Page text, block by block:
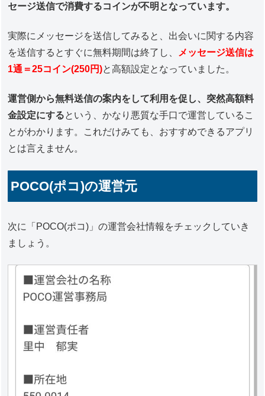
セージ送信で消費するコインが不明となっています。
実際にメッセージを送信してみると、出会いに関する内容
を送信するとすぐに無料期間は終了し、
メッセージ送信は
1通＝25コイン(250円)と高額設定となっていました。
運営側から無料送信の案内をして利用を促し、突然高額料
金設定にするという、かなり悪質な手口で運営しているこ
とがわかります。これだけみても、おすすめできるアプリ
とは言えません。
POCO(ポコ)の運営元
次に「POCO(ポコ)」の運営会社情報をチェックしていき
ましょう。